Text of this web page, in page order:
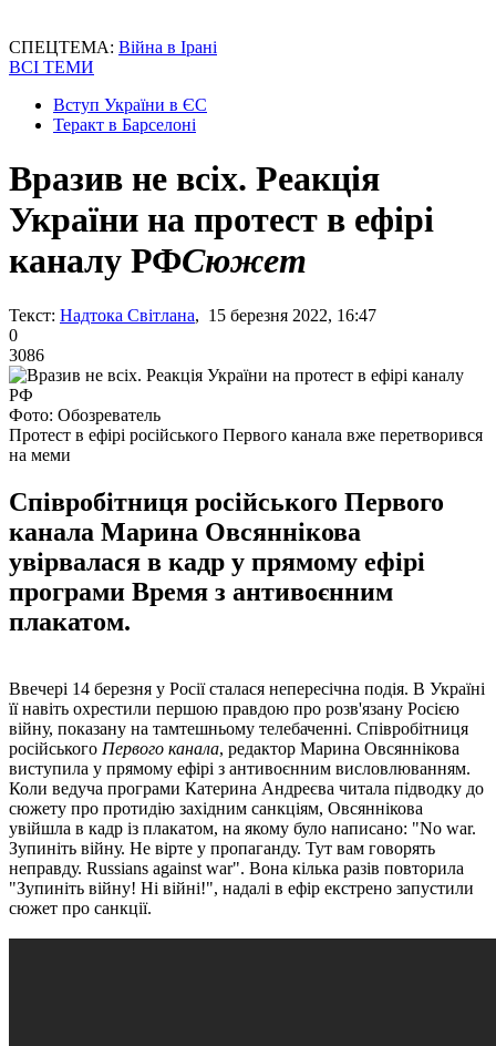
СПЕЦТЕМА: Війна в Ірані
ВСІ ТЕМИ
Вступ України в ЄС
Теракт в Барселоні
Вразив не всіх. Реакція
України на протест в ефірі
каналу РФСюжет
Текст: Надтока Світлана, 15 березня 2022, 16:47
0
3086
Фото: Обозреватель
Протест в ефірі російського Первого канала вже перетворився
на меми
Співробітниця російського Первого
канала Марина Овсяннікова
увірвалася в кадр у прямому ефірі
програми Время з антивоєнним
плакатом.
Ввечері 14 березня у Росії сталася непересічна подія. В Україні
її навіть охрестили першою правдою про розв'язану Росією
війну, показану на тамтешньому телебаченні. Співробітниця
російського Первого канала, редактор Марина Овсяннікова
виступила у прямому ефірі з антивоєнним висловлюванням.
Коли ведуча програми Катерина Андреєва читала підводку до
сюжету про протидію західним санкціям, Овсяннікова
увійшла в кадр із плакатом, на якому було написано: "No war.
Зупиніть війну. Не вірте у пропаганду. Тут вам говорять
неправду. Russians against war". Вона кілька разів повторила
"Зупиніть війну! Ні війні!", надалі в ефір екстрено запустили
сюжет про санкції.